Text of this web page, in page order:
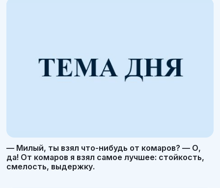
— Милый, ты взял что-нибудь от комаров? — О,
да! От комаров я взял самое лучшее: стойкость,
смелость, выдержку.